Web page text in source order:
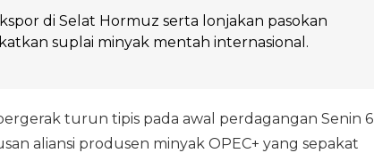
di Selat Hormuz serta lonjakan pasokan
suplai minyak mentah internasional.
turun tipis pada awal perdagangan Senin 6
aliansi produsen minyak OPEC+ yang sepakat